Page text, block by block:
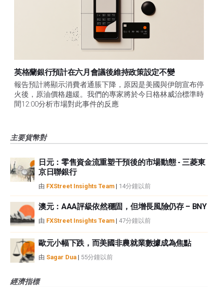
英格蘭銀行預計在六月會議後維持政策設定不變
報告預計將顯示消費者通脹下降，原因是美國與伊朗宣布停
火後，原油價格趨緩。我們的專家將於今日格林威治標準時
間12:00分析市場對此事件的反應
主要貨幣對
日元：零售資金流重塑干預後的市場動態 - 三菱東
京日聯銀行
由 FXStreet Insights Team | 14分鐘以前
澳元：AAA評級依然穩固，但增長風險仍存 – BNY
由 FXStreet Insights Team | 47分鐘以前
歐元小幅下跌，而美國非農就業數據成為焦點
由 Sagar Dua | 55分鐘以前
經濟指標